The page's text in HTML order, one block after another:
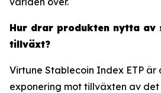
Hur drar produkten nytta av
tillväxt?
Virtune Stablecoin Index ETP
exponering mot tillväxten av